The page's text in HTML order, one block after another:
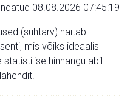
08.08.2026 07:45:19
(suhtarv) näitab
mis võiks ideaalis
hinnangu abil